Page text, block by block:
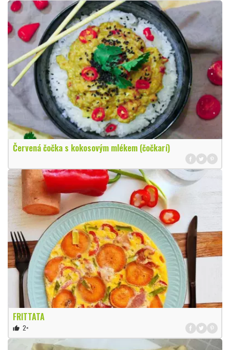
Červená čočka s kokosovým mlékem (čočkarí)
FRITTATA
thumb_up 2×